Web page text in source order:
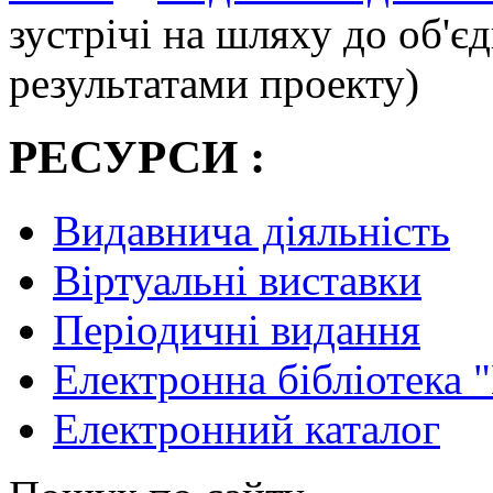
зустрічі на шляху до
результатами проекту)
РЕСУРСИ :
Видавнича діяльність
Віртуальні виставки
Періодичні видання
Електронна
Електронний каталог